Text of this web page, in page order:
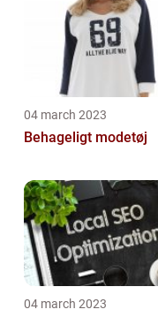
04 march 2023
Behageligt modetøj
04 march 2023